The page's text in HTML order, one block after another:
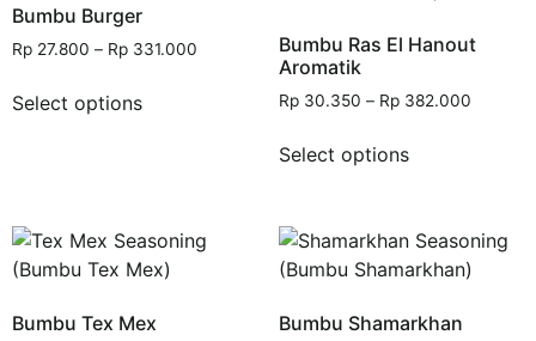
Bumbu Burger
Rp 27.800 – Rp 331.000
Select options
Bumbu Ras El Hanout
Aromatik
Rp30.350 – Rp382.000
Select options
Bumbu Tex Mex Bumbu Shamarkhan